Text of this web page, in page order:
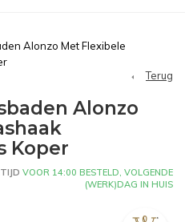
Alonzo Met Flexibele
Terug
Alonzo
Koper
VOOR 14:00 BESTELD, VOLGENDE
(WERK)DAG IN HUIS